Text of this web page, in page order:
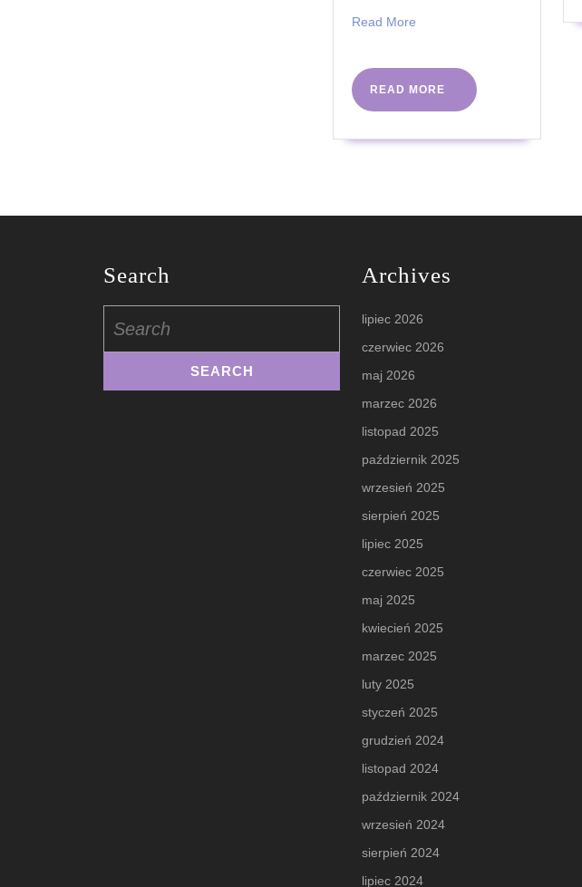
Read More
READ MORE
READ
MORE
Search
for:
Archives
lipiec 2026
czerwiec 2026
maj 2026
marzec 2026
listopad 2025
październik 2025
wrzesień 2025
sierpień 2025
lipiec 2025
czerwiec 2025
maj 2025
kwiecień 2025
marzec 2025
luty 2025
styczeń 2025
grudzień 2024
listopad 2024
październik 2024
wrzesień 2024
sierpień 2024
lipiec 2024